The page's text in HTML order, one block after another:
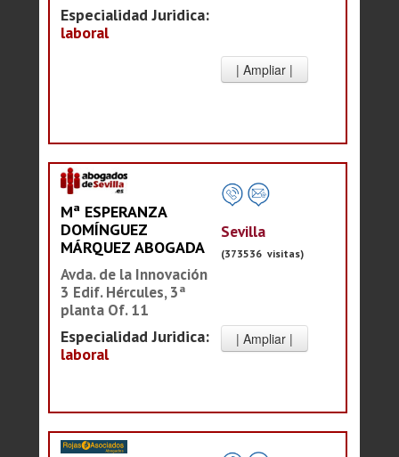
Especialidad Juridica:
laboral
Mª ESPERANZA
DOMÍNGUEZ
MÁRQUEZ ABOGADA
Avda. de la Innovación
3 Edif. Hércules, 3ª
planta Of. 11
Especialidad Juridica:
laboral
Sevilla
(373536 visitas)